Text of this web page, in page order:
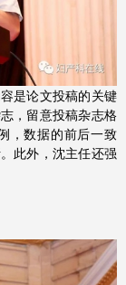
是论文投稿的关键
，留意投稿杂志格
，数据的前后一致
此外，沈主任还强